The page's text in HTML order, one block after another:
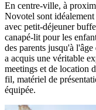
En centre-ville, à
Novotel sont
avec petit-déjeuner
canapé-lit pour les
des parents jusqu'à
a acquis une véritable
meetings et de location
fil, matériel de
équipée.